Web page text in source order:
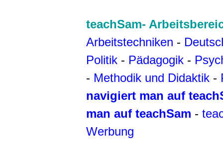
teachSam-
Arbeitstechniken -
Politik - Pädagogik -
- Methodik und Didaktik -
navigiert man auf
man auf teachSam -
Werbung